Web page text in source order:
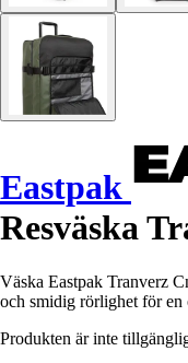
Eastpak
Resväska
Väska Eastpak Tranverz
och smidig rörlighet för en
Produkten är inte